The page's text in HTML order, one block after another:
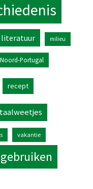
literatuur milieu
Noord-Portugal
recept
taalweetjes
vakantie